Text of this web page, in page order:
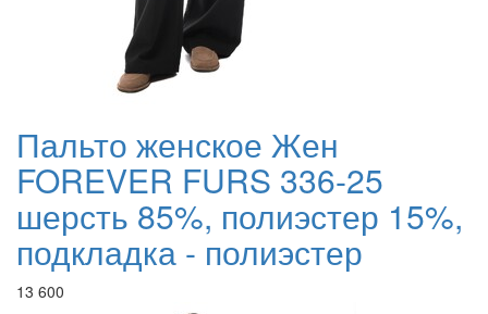
Пальто женское Жен
FOREVER FURS 336-25
шерсть 85%, полиэстер 15%,
подкладка - полиэстер
13 600